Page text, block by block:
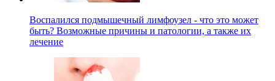
Воспалился подмышечный лимфоузел - что это может
быть? Возможные причины и патологии, а также их
лечение